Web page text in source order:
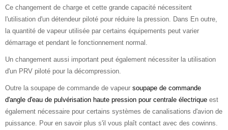
Ce changement de charge et cette grande capacité nécessitent
l'utilisation d'un détendeur piloté pour réduire la pression. Dans En outre,
la quantité de vapeur utilisée par certains équipements peut varier
démarrage et pendant le fonctionnement normal.
Un changement aussi important peut également nécessiter la utilisation
d'un PRV piloté pour la décompression.
Outre la soupape de commande de vapeur soupape de commande
d'angle d'eau de pulvérisation haute pression pour centrale électrique est
également nécessaire pour certains systèmes de canalisations d'avion de
puissance. Pour en savoir plus s'il vous plaît contact avec des cowinns.